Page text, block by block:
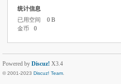
统计信息
已用空间
0 B
金币
0
Powered by Discuz! X3.4
© 2001-2023 Discuz! Team